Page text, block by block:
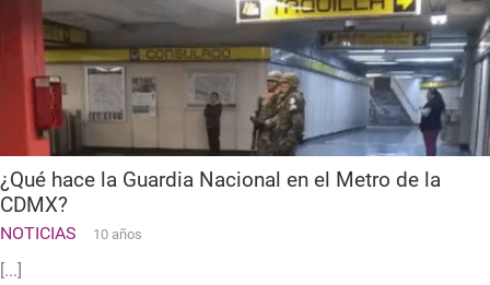
¿Qué hace la Guardia Nacional en el Metro de la
CDMX?
NOTICIAS 10 años
[...]